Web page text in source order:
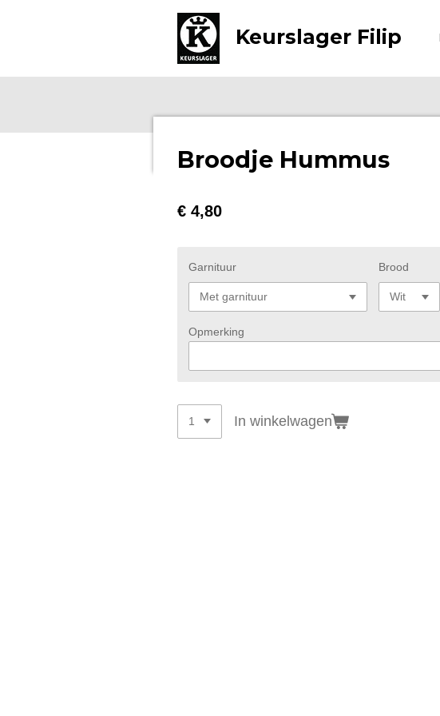
Keurslager Filip
Broodje Hummus
€ 4,80
Garnituur Brood
Opmerking
In winkelwagen